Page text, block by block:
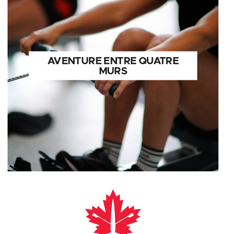
AVENTURE ENTRE QUATRE
MURS